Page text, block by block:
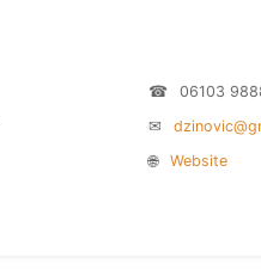
☎
06103
✉
🌐
Website